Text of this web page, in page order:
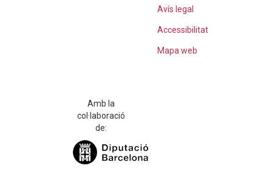
Avís legal
Accessibilitat
Mapa web
Amb la
col·laboració
de: